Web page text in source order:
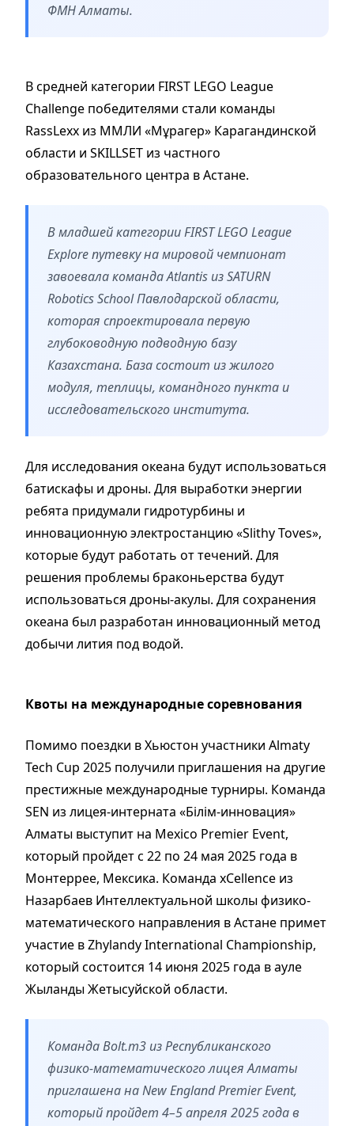
ФМН Алматы.
В средней категории FIRST LEGO League
Challenge победителями стали команды
RassLexx из ММЛИ «Мұрагер» Карагандинской
области и SKILLSET из частного
образовательного центра в Астане.
В младшей категории FIRST LEGO League
Explore путевку на мировой чемпионат
завоевала команда Atlantis из SATURN
Robotics School Павлодарской области,
которая спроектировала первую
глубоководную подводную базу
Казахстана. База состоит из жилого
модуля, теплицы, командного пункта и
исследовательского института.
Для исследования океана будут использоваться
батискафы и дроны. Для выработки энергии
ребята придумали гидротурбины и
инновационную электростанцию «Slithy Toves»,
которые будут работать от течений. Для
решения проблемы браконьерства будут
использоваться дроны-акулы. Для сохранения
океана был разработан инновационный метод
добычи лития под водой.
Квоты на международные соревнования
Помимо поездки в Хьюстон участники Almaty
Tech Cup 2025 получили приглашения на другие
престижные международные турниры. Команда
SEN из лицея-интерната «Білім-инновация»
Алматы выступит на Mexico Premier Event,
который пройдет с 22 по 24 мая 2025 года в
Монтеррее, Мексика. Команда xCellence из
Назарбаев Интеллектуальной школы физико-
математического направления в Астане примет
участие в Zhylandy International Championship,
который состоится 14 июня 2025 года в ауле
Жыланды Жетысуйской области.
Команда Bolt.m3 из Республиканского
физико-математического лицея Алматы
приглашена на New England Premier Event,
который пройдет 4–5 апреля 2025 года в